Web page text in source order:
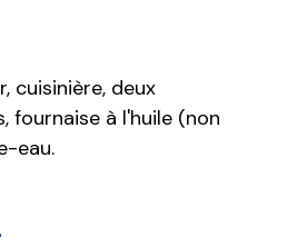
cuisinière, deux
à l'huile (non
eau.